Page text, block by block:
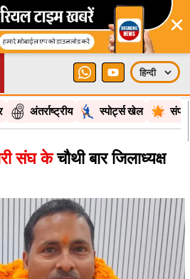
×
अंतर्राष्ट्रीय स्पोर्ट्स खेल
संघ केचौथी बार जिलाध्यक्ष